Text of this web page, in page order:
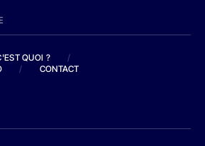
QUOI ?
/
/ CONTACT